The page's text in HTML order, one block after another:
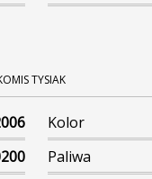
TYSIAK
Kolor
Paliwa